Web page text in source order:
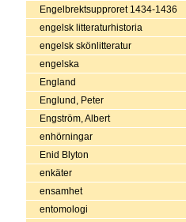
Engelbrektsupproret 1434-1436
engelsk litteraturhistoria
engelsk skönlitteratur
engelska
England
Englund, Peter
Engström, Albert
enhörningar
Enid Blyton
enkäter
ensamhet
entomologi